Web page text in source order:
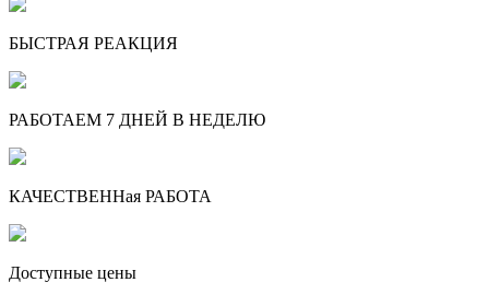
БЫСТРАЯ РЕАКЦИЯ
РАБОТАЕМ 7 ДНЕЙ В НЕДЕЛЮ
КАЧЕСТВЕННая РАБОТА
Доступные цены